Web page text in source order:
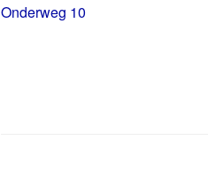
Onderweg 10